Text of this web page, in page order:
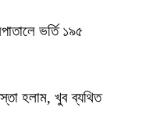
ভর্তি ১৯৫
হলাম, খুব ব্যথিত